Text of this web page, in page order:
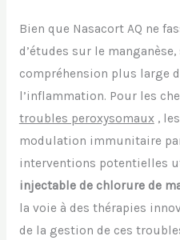
Bien que Nasacort AQ ne
d’études sur le
compréhension plus large
l’inflammation. Pour les
troubles peroxysomaux,
modulation immunitaire
interventions potentielles
injectable de chlorure de
la voie à des thérapies
de la gestion de ces